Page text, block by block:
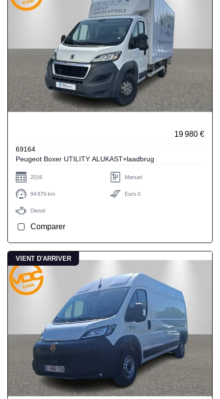
19 980 €
69164
Peugeot Boxer UTILITY ALUKAST+laadbrug
2016 Manuel
94 879 km Euro 0
Diesel
Comparer
VIENT D'ARRIVER